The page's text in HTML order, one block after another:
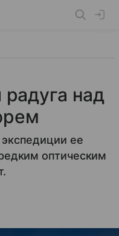
над
ее
оптическим